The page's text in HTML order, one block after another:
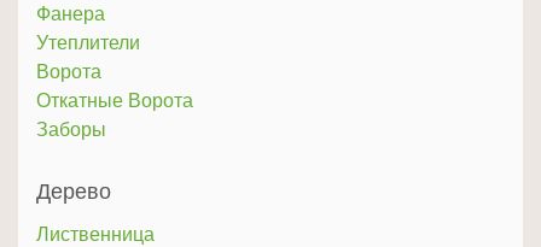
Фанера
Утеплители
Ворота
Откатные Ворота
Заборы
Дерево
Лиственница